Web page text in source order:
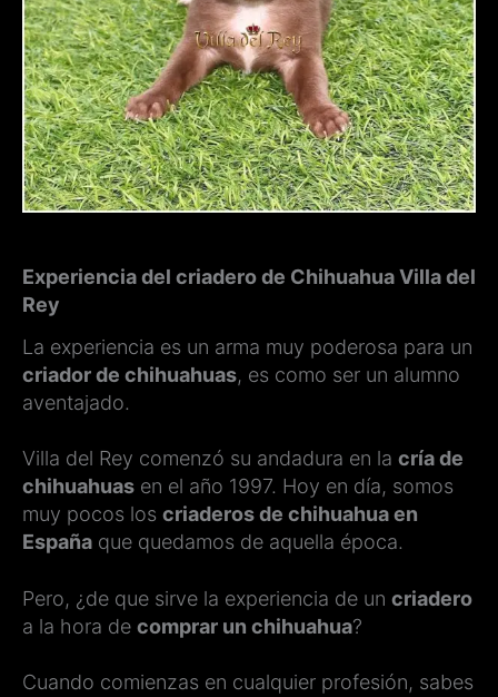
Experiencia del criadero de Chihuahua Villa del
Rey
La experiencia es un arma muy poderosa para un
criador de chihuahuas, es como ser un alumno
aventajado.
Villa del Rey comenzó su andadura en la cría de
chihuahuas en el año 1997. Hoy en día, somos
muy pocos los criaderos de chihuahua en
España que quedamos de aquella época.
Pero, ¿de que sirve la experiencia de un criadero
a la hora de comprar un chihuahua?
Cuando comienzas en cualquier profesión, sabes